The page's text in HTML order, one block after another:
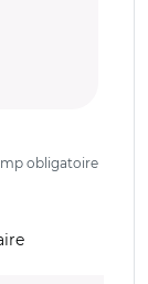
obligatoire